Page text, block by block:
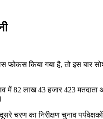
किया गया है, तो इस बार
में 82 लाख 43 हजार 423
चरण का निरीक्षण चुनाव